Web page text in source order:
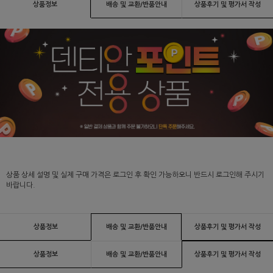
상품정보 배송 및 교환/반품안내 상품후기 및 평가서 작성
상품 상세 설명 및 실제 구매 가격은 로그인 후 확인 가능하오니 반드시 로그인해 주시기
바랍니다.
상품정보 배송 및 교환/반품안내 상품후기 및 평가서 작성
상품정보 배송 및 교환/반품안내 상품후기 및 평가서 작성